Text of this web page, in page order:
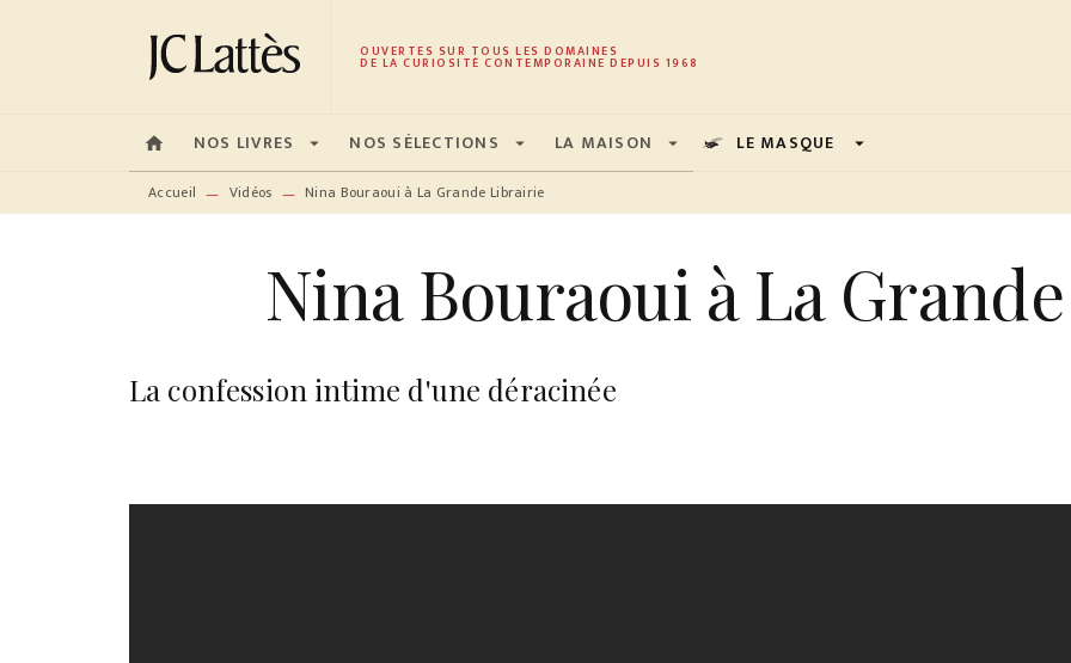
MENU RECHERCHE CONTENU PIED DE PAGE
OUVERTES SUR TOUS LES DOMAINES
DE LA CURIOSITÉ CONTEMPORAINE DEPUIS 1968
home NOS LIVRES arrow_drop_down NOS SÉLECTIONS arrow_drop_down LA MAISON arrow_drop_down LE MASQUE arrow_drop_down
Accueil — Vidéos — Nina Bouraoui à La Grande Librairie
Nina Bouraoui à La
La confession intime d'une déracinée